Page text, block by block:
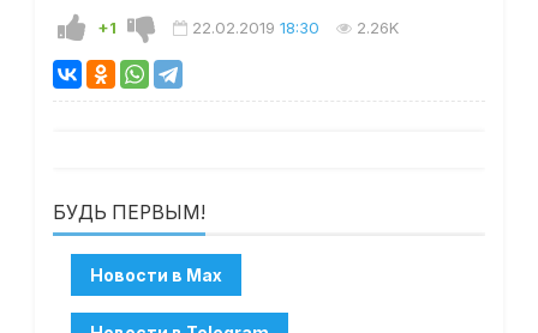
+1 22.02.2019 18:30 2.26K
БУДЬ ПЕРВЫМ!